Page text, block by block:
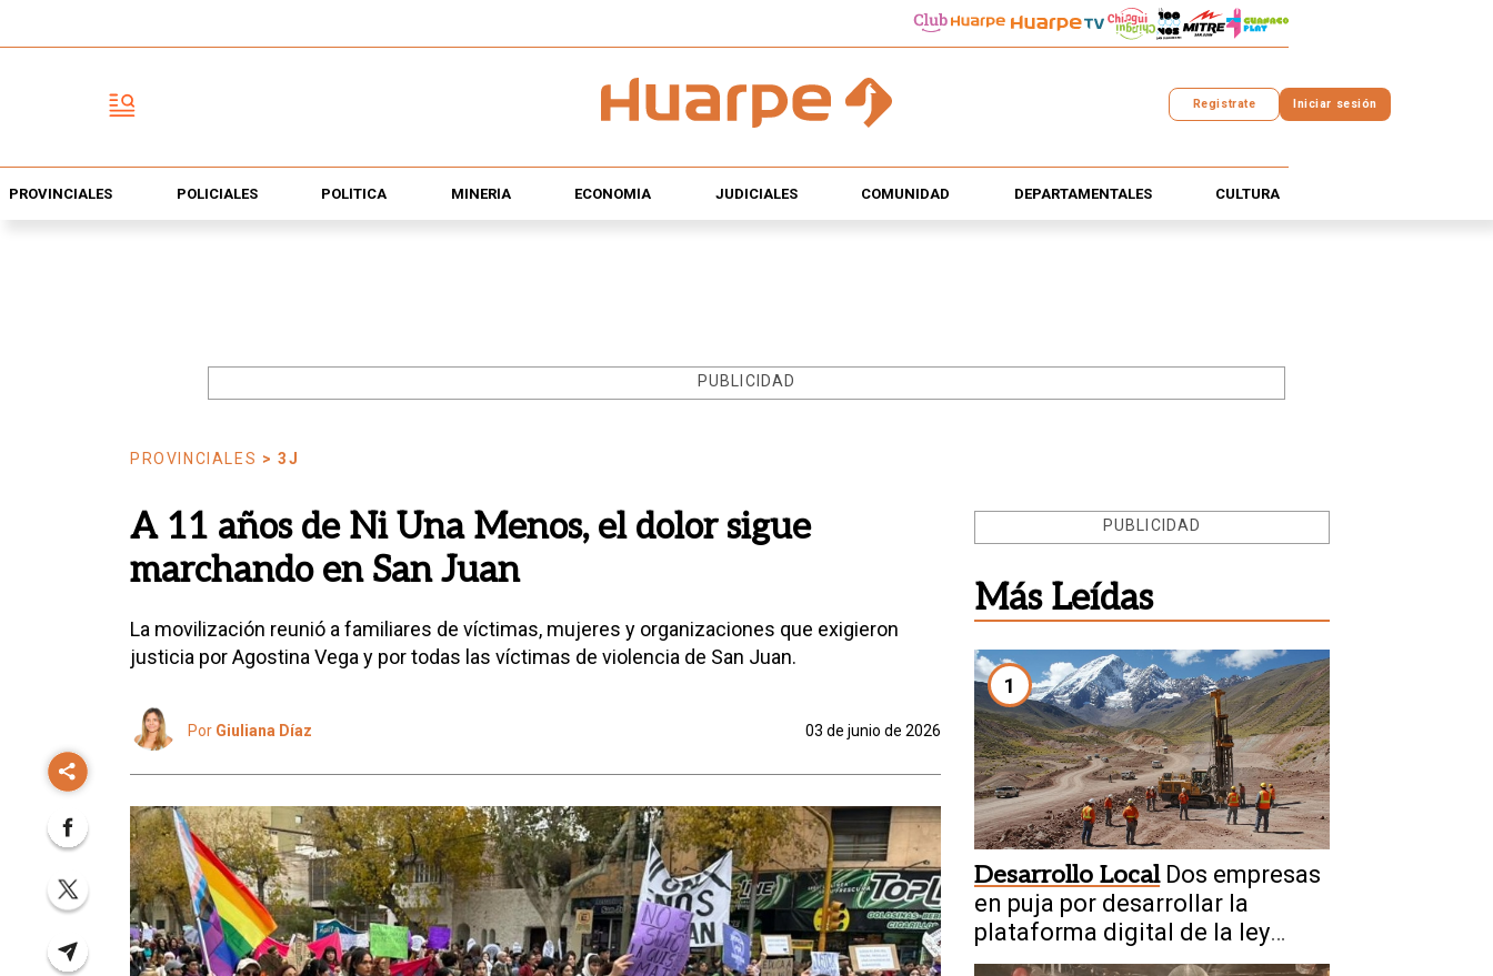
Registrate Iniciar sesión
PROVINCIALES POLICIALES POLÍTICA MINERÍA ECONOMÍA JUDICIALES COMUNIDAD DEPARTAMENTALES CULTURA
PUBLICIDAD
PROVINCIALES > 3J
A 11 años de Ni Una Menos, el dolor sigue
marchando en San Juan
La movilización reunió a familiares de víctimas, mujeres y organizaciones que exigieron
justicia por Agostina Vega y por todas las víctimas de violencia de San Juan.
Por Giuliana Díaz 03 de junio de 2026
PUBLICIDAD
Más Leídas
1
Desarrollo Local Dos empresas
en puja por desarrollar la
plataforma digital de la ley
minera